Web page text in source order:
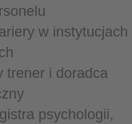
w instytucjach
trener i doradca
psychologii,